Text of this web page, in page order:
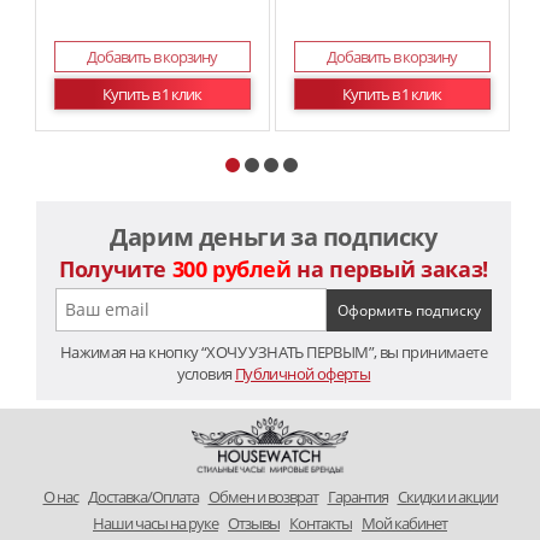
Добавить в корзину
Купить в 1 клик
Добавить в корзину
Купить в 1 клик
Дарим деньги за подписку
Получите 300 рублей на первый заказ!
Нажимая на кнопку “ХОЧУ УЗНАТЬ ПЕРВЫМ”, вы принимаете
условия Публичной оферты
O нас Доставка/Оплата Обмен и возврат Гарантия Скидки и акции
Наши часы на руке Отзывы Контакты Мой кабинет